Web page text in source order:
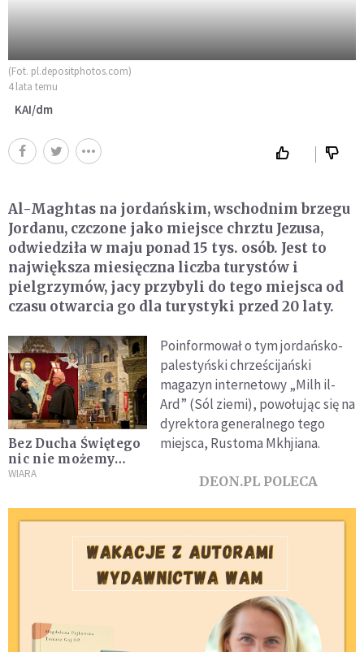
(Fot. pl.depositphotos.com)
4 lata temu
KAI/dm
Al-Maghtas na jordańskim, wschodnim brzegu
Jordanu, czczone jako miejsce chrztu Jezusa,
odwiedziła w maju ponad 15 tys. osób. Jest to
największa miesięczna liczba turystów i
pielgrzymów, jacy przybyli do tego miejsca od
czasu otwarcia go dla turystyki przed 20 laty.
Bez Ducha Świętego
nic nie możemy
zrobić. Ten ogień
WIARA
Poinformował o tym jordańsko-
palestyński chrześcijański
magazyn internetowy „Milh il-
Ard” (Sól ziemi), powołując się na
dyrektora generalnego tego
miejsca, Rustoma Mkhjiana.
DEON.PL POLECA